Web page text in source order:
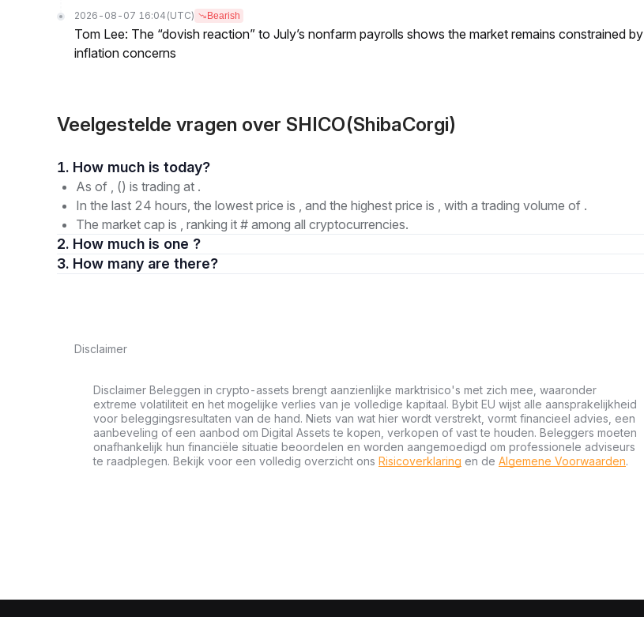
2026-08-07 16:04 (UTC) Bearish
Tom Lee: The “dovish reaction” to July’s nonfarm payrolls shows the market remains constrained by
inflation concerns
Veelgestelde vragen over SHICO(ShibaCorgi)
1. How much is today?
As of , () is trading at .
In the last 24 hours, the lowest price is , and the highest price is , with a trading volume of .
The market cap is , ranking it # among all cryptocurrencies.
2. How much is one ?
3. How many are there?
Disclaimer
Disclaimer Beleggen in crypto-assets brengt aanzienlijke marktrisico's met zich mee, waaronder
extreme volatiliteit en het mogelijke verlies van je volledige kapitaal. Bybit EU wijst alle aansprakelijkheid
voor beleggingsresultaten van de hand. Niets van wat hier wordt verstrekt, vormt financieel advies, een
aanbeveling of een aanbod om Digital Assets te kopen, verkopen of vast te houden. Beleggers moeten
onafhankelijk hun financiële situatie beoordelen en worden aangemoedigd om professionele adviseurs
te raadplegen. Bekijk voor een volledig overzicht ons Risicoverklaring en de Algemene Voorwaarden.